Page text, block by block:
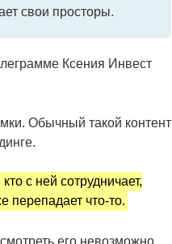
свои просторы.
Ксения Инвест
Обычный такой контент
с ней сотрудничает,
перепадает что-то.
его невозможно.